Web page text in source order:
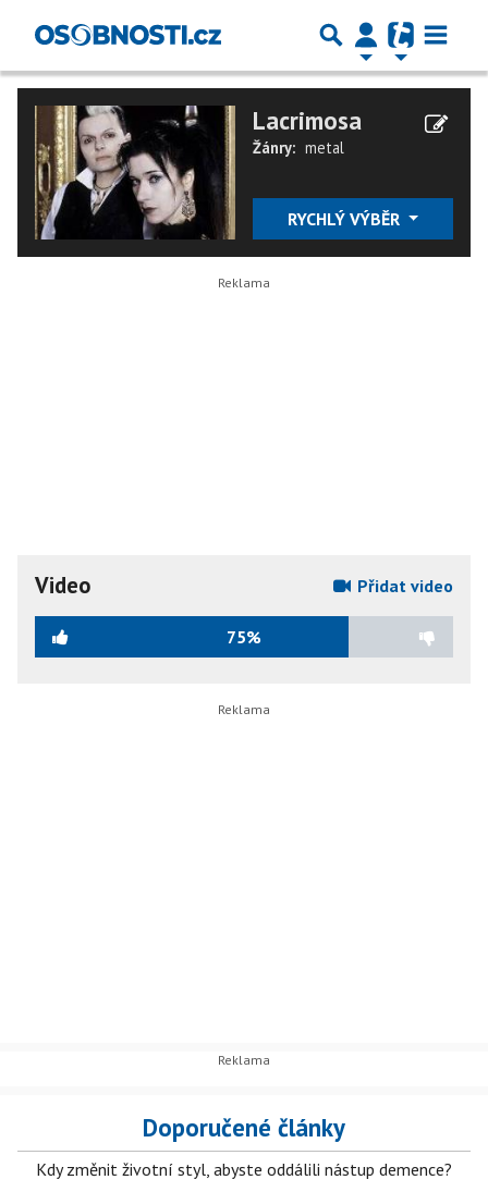
Lacrimosa
Žánry: metal
RYCHLÝ VÝBĚR
Video Přidat video
75%
Doporučené články
Kdy změnit životní styl, abyste oddálili nástup demence?